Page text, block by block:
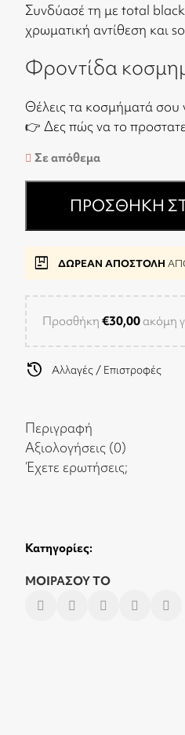
Συνδύασέ τη με total
χρωματική αντίθεση και
Φροντίδα
Θέλεις τα κοσμήματά
👉 Δες πώς να το
Σε απόθεμα
ΠΡΟΣΘΉΚΗ
package ΔΩΡΕΑΝ ΑΠΟΣΤΟΛΗ
Προσθήκη €30,00 ακόμη
history Αλλαγές / Επιστροφές
Περιγραφή
Αξιολογήσεις (0)
Έχετε ερωτήσεις;
Κατηγορίες:
ΜΟΙΡΑΣΟΥ ΤΟ